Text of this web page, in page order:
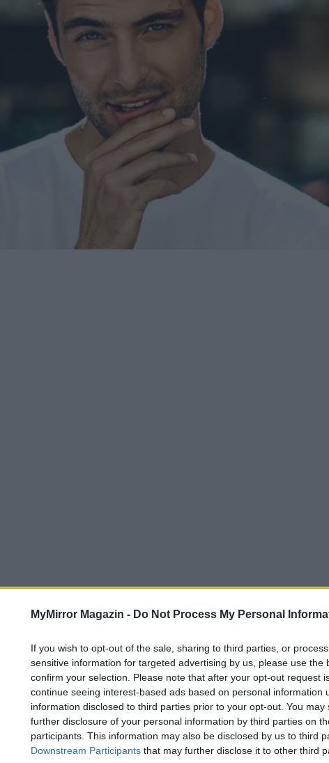
MyMirror Magazin - Do Not Process My Personal
If you wish to opt-out of the sale, sharing to third parties, or
sensitive information for targeted advertising by us, please use the
confirm your selection. Please note that after your opt-out request
continue seeing interest-based ads based on personal information
information disclosed to third parties prior to your opt-out. You
further disclosure of your personal information by third parties on
participants. This information may also be disclosed by us to third
Downstream Participants that may further disclose it to other third